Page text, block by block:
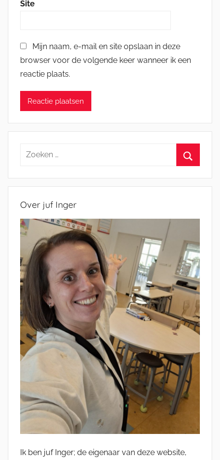
Site
Mijn naam, e-mail en site opslaan in deze
browser voor de volgende keer wanneer ik een
reactie plaats.
Zoeken
Over juf Inger
Ik ben juf Inger; de eigenaar van deze website,